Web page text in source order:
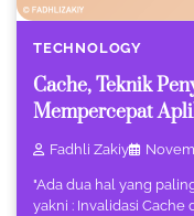
TECHNOLOGY
Cache, Teknik
Mempercepat
Fadhli Zakiy
"Ada dua hal yang
yakni : Invalidasi Cache